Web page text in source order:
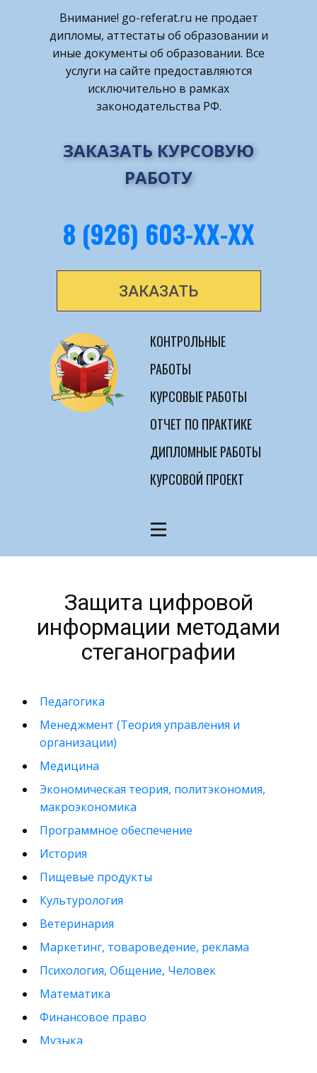
Внимание! ​go-referat.ru не продает
дипломы, аттестаты об образовании и
иные документы об образовании. Все
услуги на сайте предоставляются
исключительно в рамках
законодательства РФ.
ЗАКАЗАТЬ КУРСОВУЮ
РАБОТУ
8 (926) 603-ХХ-ХХ
ЗАКАЗАТЬ
КОНТРОЛЬНЫЕ
РАБОТЫ
КУРСОВЫЕ РАБОТЫ
ОТЧЕТ ПО ПРАКТИКЕ
ДИПЛОМНЫЕ РАБОТЫ
КУРСОВОЙ ПРОЕКТ
Защита цифровой
информации методами
стеганографии
Педагогика
Менеджмент (Теория управления и
организации)
Медицина
Экономическая теория, политэкономия,
макроэкономика
Программное обеспечение
История
Пищевые продукты
Культурология
Ветеринария
Маркетинг, товароведение, реклама
Психология, Общение, Человек
Математика
Финансовое право
Музыка